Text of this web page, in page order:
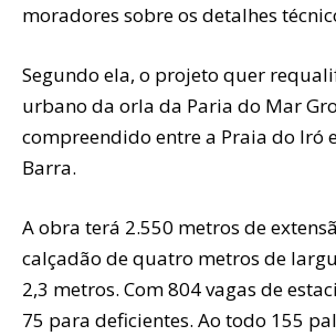
moradores sobre os detalhes
Segundo ela, o projeto quer
urbano da orla da Paria do Mar
compreendido entre a Praia do Iró
Barra.
A obra terá 2.550 metros de
calçadão de quatro metros de
2,3 metros. Com 804 vagas de
75 para deficientes. Ao todo 155